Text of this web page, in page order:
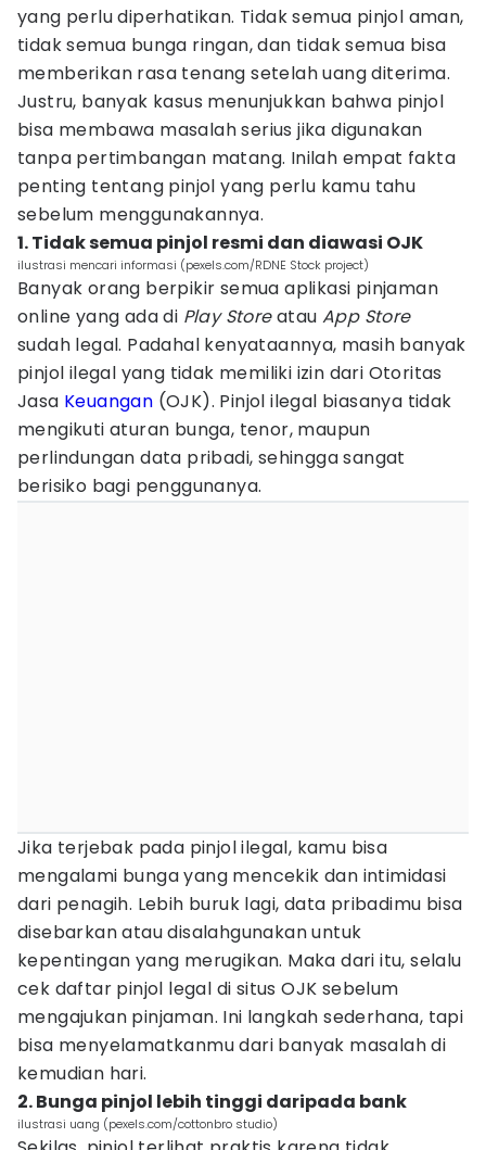
yang perlu diperhatikan. Tidak semua pinjol aman,
tidak semua bunga ringan, dan tidak semua bisa
memberikan rasa tenang setelah uang diterima.
Justru, banyak kasus menunjukkan bahwa pinjol
bisa membawa masalah serius jika digunakan
tanpa pertimbangan matang. Inilah empat fakta
penting tentang pinjol yang perlu kamu tahu
sebelum menggunakannya.
1. Tidak semua pinjol resmi dan diawasi OJK
ilustrasi mencari informasi (pexels.com/RDNE Stock project)
Banyak orang berpikir semua aplikasi pinjaman
online yang ada di Play StoreatauApp Store
sudah legal. Padahal kenyataannya, masih banyak
pinjol ilegal yang tidak memiliki izin dari Otoritas
Jasa Keuangan (OJK). Pinjol ilegal biasanya tidak
mengikuti aturan bunga, tenor, maupun
perlindungan data pribadi, sehingga sangat
berisiko bagi penggunanya.
Jika terjebak pada pinjol ilegal, kamu bisa
mengalami bunga yang mencekik dan intimidasi
dari penagih. Lebih buruk lagi, data pribadimu bisa
disebarkan atau disalahgunakan untuk
kepentingan yang merugikan. Maka dari itu, selalu
cek daftar pinjol legal di situs OJK sebelum
mengajukan pinjaman. Ini langkah sederhana, tapi
bisa menyelamatkanmu dari banyak masalah di
kemudian hari.
2. Bunga pinjol lebih tinggi daripada bank
ilustrasi uang (pexels.com/cottonbro studio)